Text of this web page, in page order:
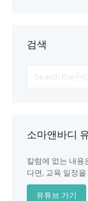
검색
For
소마앤바디
칼럼에 없는 내용
다면, 교육 일정
유튜브 가기